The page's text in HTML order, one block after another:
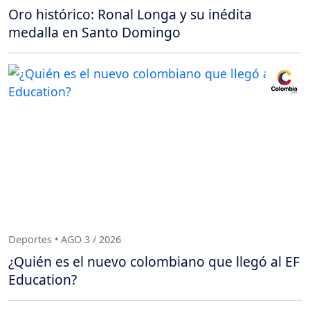
Oro histórico: Ronal Longa y su inédita
medalla en Santo Domingo
Deportes • AGO 3 / 2026
¿Quién es el nuevo colombiano que llegó al EF
Education?